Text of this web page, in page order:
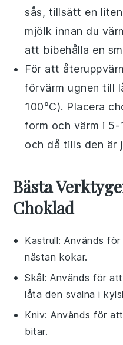
sås, tillsätt en
mjölk innan du
att bibehålla en
För att
förvärm ugnen till
100°C). Placera
form och värm i 5-
och då tills den är
Bästa
Choklad
Kastrull: Används
nästan kokar.
Skål: Används för
låta den svalna i
Kniv: Används för
bitar.